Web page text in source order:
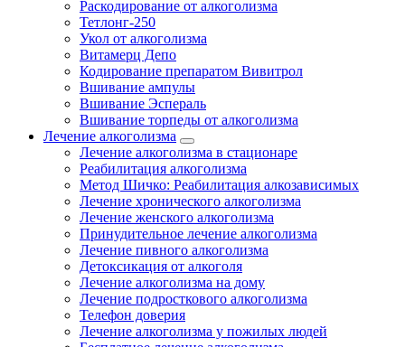
Раскодирование от алкоголизма
Тетлонг-250
Укол от алкоголизма
Витамерц Депо
Кодирование препаратом Вивитрол
Вшивание ампулы
Вшивание Эспераль
Вшивание торпеды от алкоголизма
Лечение алкоголизма
Лечение алкоголизма в стационаре
Реабилитация алкоголизма
Метод Шичко: Реабилитация алкозависимых
Лечение хронического алкоголизма
Лечение женского алкоголизма
Принудительное лечение алкоголизма
Лечение пивного алкоголизма
Детоксикация от алкоголя
Лечение алкоголизма на дому
Лечение подросткового алкоголизма
Телефон доверия
Лечение алкоголизма у пожилых людей